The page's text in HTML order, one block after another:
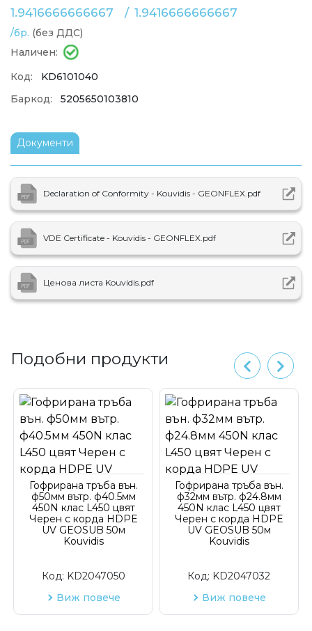
1.9416666666667
/
1.9416666666667
/бр. (без ДДС)
Наличен:
Код:
KD6101040
Баркод:
5205650103810
Документи
Declaration of Conformity - Kouvidis - GEONFLEX.pdf
VDE Certificate - Kouvidis - GEONFLEX.pdf
Ценова листа Kouvidis.pdf
Подобни продукти
Гофрирана тръба вън.
ф50мм вътр. ф40.5мм
450N клас L450 цвят
Черен с корда HDPE
UV GEOSUB 50м
Kouvidis
Код: KD2047050
Виж повече
Гофрирана тръба вън.
ф32мм вътр. ф24.8мм
450N клас L450 цвят
Черен с корда HDPE
UV GEOSUB 50м
Kouvidis
Код: KD2047032
Виж повече